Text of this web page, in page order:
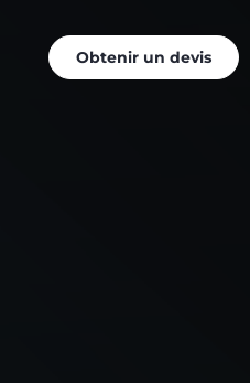
Obtenir un devis